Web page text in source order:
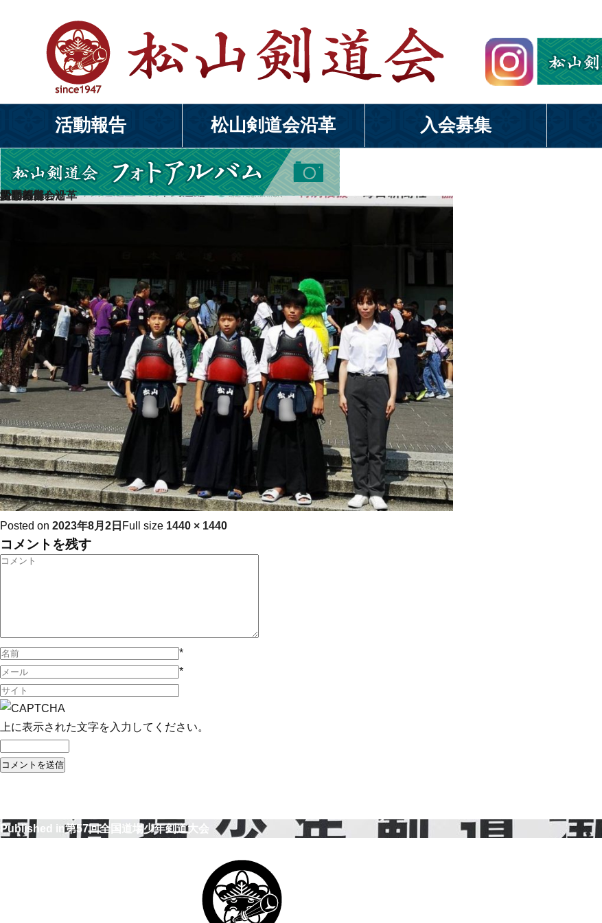
活動報告 松山剣道会沿革 入会募集
松山剣道会沿革
活動報告
入会募集
少年の部
お問い合わせ
閉じる
XDOM4320
Posted on 2023年8月2日 Full size 1440 × 1440
コメントを残す
*
*
上に表示された文字を入力してください。
Published in第57回全国道場少年剣道大会